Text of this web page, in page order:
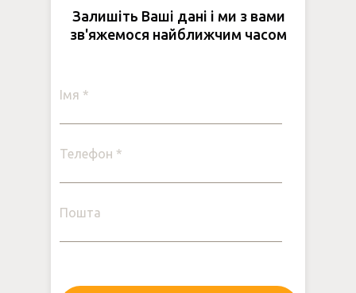
Залишіть Ваші дані і ми з вами
зв'яжемося найближчим часом
Імя *
Телефон *
Пошта